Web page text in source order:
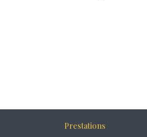
Prestations